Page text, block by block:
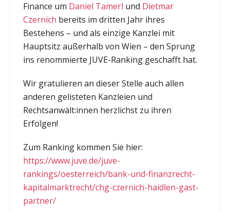
Finance um Daniel Tamerl und Dietmar
Czernich bereits im dritten Jahr ihres
Bestehens – und als einzige Kanzlei mit
Hauptsitz außerhalb von Wien – den Sprung
ins renommierte JUVE-Ranking geschafft hat.
Wir gratulieren an dieser Stelle auch allen
anderen gelisteten Kanzleien und
Rechtsanwält:innen herzlichst zu ihren
Erfolgen!
Zum Ranking kommen Sie hier:
https://www.juve.de/juve-
rankings/oesterreich/bank-und-finanzrecht-
kapitalmarktrecht/chg-czernich-haidlen-gast-
partner/